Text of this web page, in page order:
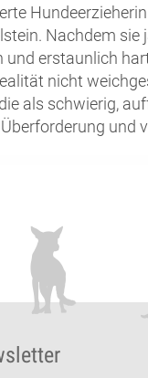
Nachdem
und erstaunlich
nicht
als schwierig,
und